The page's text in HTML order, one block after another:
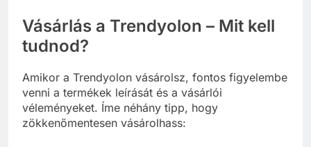
Vásárlás a Trendyolon – Mit kell
tudnod?
Amikor a Trendyolon vásárolsz, fontos figyelembe
venni a termékek leírását és a vásárlói
véleményeket. Íme néhány tipp, hogy
zökkenőmentesen vásárolhass: